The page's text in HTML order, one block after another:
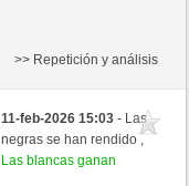
>> Repetición y análisis
11-feb-2026 15:03- Las
negras se han rendido ,
Las blancas ganan